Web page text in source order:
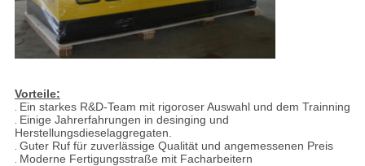
Vorteile:
Ein starkes R&D-Team mit rigoroser Auswahl und dem Trainning
Einige Jahrerfahrungen in desinging und
Herstellungsdieselaggregaten.
Guter Ruf für zuverlässige Qualität und angemessenen Preis
Moderne Fertigungsstraße mit Facharbeitern